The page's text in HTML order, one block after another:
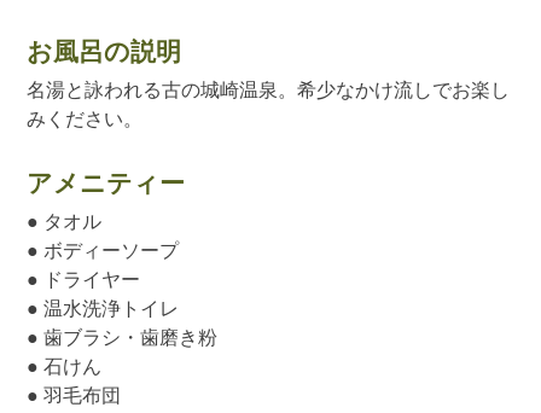
お風呂の説明
名湯と詠われる古の城崎温泉。希少なかけ流しでお楽し
みください。
アメニティー
● タオル
● ボディーソープ
● ドライヤー
● 温水洗浄トイレ
● 歯ブラシ・歯磨き粉
● 石けん
● 羽毛布団